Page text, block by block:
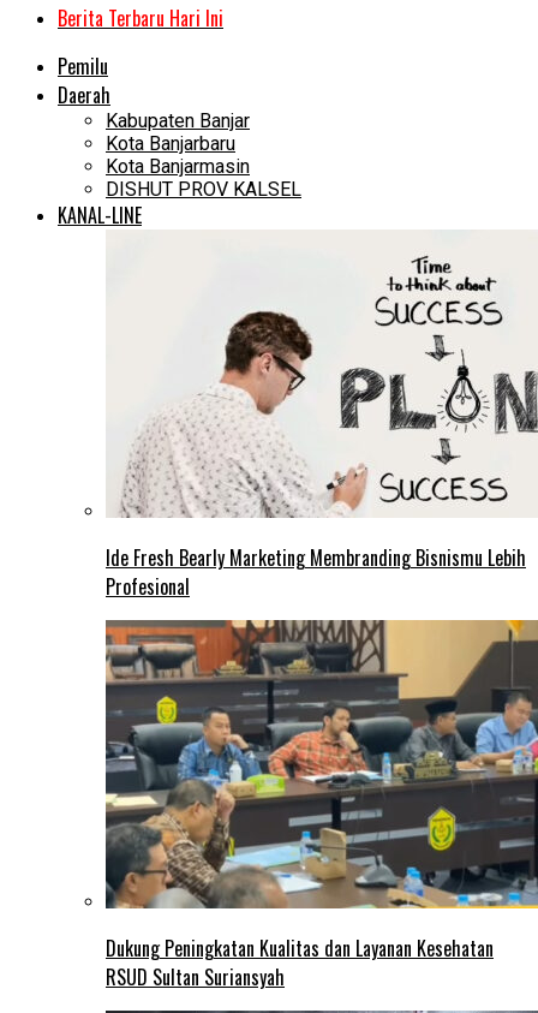
Berita Terbaru Hari Ini
Pemilu
Daerah
Kabupaten Banjar
Kota Banjarbaru
Kota Banjarmasin
DISHUT PROV KALSEL
KANAL-LINE
Ide Fresh Bearly Marketing Membranding Bisnismu Lebih
Profesional
Dukung Peningkatan Kualitas dan Layanan Kesehatan
RSUD Sultan Suriansyah